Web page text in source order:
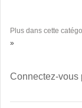
Plus dans cette
»
Connectez-vous